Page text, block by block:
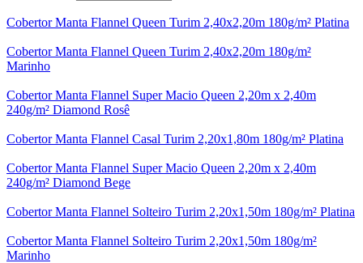
Cobertor Manta Flannel Queen Turim 2,40x2,20m 180g/m² Platina
Cobertor Manta Flannel Queen Turim 2,40x2,20m 180g/m²
Marinho
Cobertor Manta Flannel Super Macio Queen 2,20m x 2,40m
240g/m² Diamond Rosê
Cobertor Manta Flannel Casal Turim 2,20x1,80m 180g/m² Platina
Cobertor Manta Flannel Super Macio Queen 2,20m x 2,40m
240g/m² Diamond Bege
Cobertor Manta Flannel Solteiro Turim 2,20x1,50m 180g/m² Platina
Cobertor Manta Flannel Solteiro Turim 2,20x1,50m 180g/m²
Marinho